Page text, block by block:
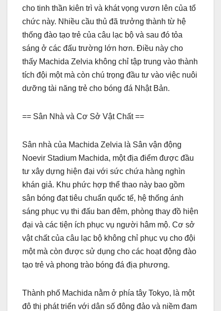
cho tinh thần kiên trì và khát vọng vươn lên của tổ
chức này. Nhiều cầu thủ đã trưởng thành từ hệ
thống đào tạo trẻ của câu lạc bộ và sau đó tỏa
sáng ở các đấu trường lớn hơn. Điều này cho
thấy Machida Zelvia không chỉ tập trung vào thành
tích đội một mà còn chú trọng đầu tư vào việc nuôi
dưỡng tài năng trẻ cho bóng đá Nhật Bản.
== Sân Nhà và Cơ Sở Vật Chất ==
Sân nhà của Machida Zelvia là Sân vận động
Noevir Stadium Machida, một địa điểm được đầu
tư xây dựng hiện đại với sức chứa hàng nghìn
khán giả. Khu phức hợp thể thao này bao gồm
sân bóng đạt tiêu chuẩn quốc tế, hệ thống ánh
sáng phục vụ thi đấu ban đêm, phòng thay đồ hiện
đại và các tiện ích phục vụ người hâm mộ. Cơ sở
vật chất của câu lạc bộ không chỉ phục vụ cho đội
một mà còn được sử dụng cho các hoạt động đào
tạo trẻ và phong trào bóng đá địa phương.
Thành phố Machida nằm ở phía tây Tokyo, là một
đô thị phát triển với dân số đông đảo và niềm đam